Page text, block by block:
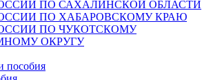
ПО САХАЛИНСКОЙ ОБЛАСТИ
ПО ХАБАРОВСКОМУ КРАЮ
ПО ЧУКОТСКОМУ
ОКРУГУ
пособия